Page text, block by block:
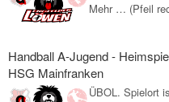
Mehr … (Pfeil
Handball A-Jugend -
HSG Mainfranken
ÜBOL. Spielort